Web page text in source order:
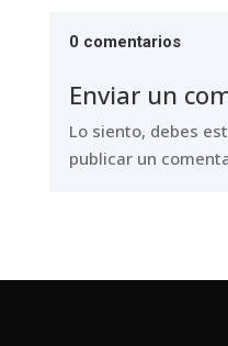
0 comentarios
Enviar un
Lo siento, debes
publicar un